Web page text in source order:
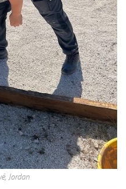
Jordan